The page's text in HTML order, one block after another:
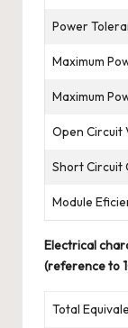
Power
Maximum
Maximum
Open Circuit
Short Circuit
Module
Electrical
(reference to
Total